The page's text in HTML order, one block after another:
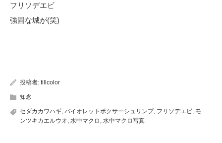
フリソデエビ
強固な城が(笑)
投稿者: fillcolor
知念
セダカカワハギ バイオレットボクサーシュリンプ, フリソデエビ モ
ンツキカエルウオ 水中マクロ 水中マクロ写真